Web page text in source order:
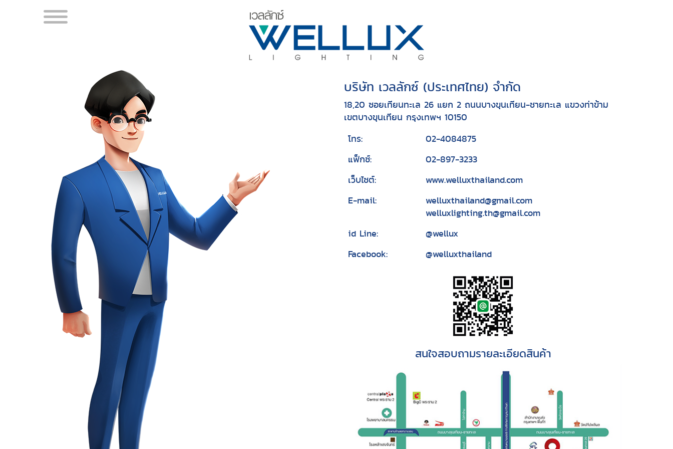
บริษัท เวลลักซ์ (ประเทศไทย) จำกัด
18,20 ซอยเทียนทะเล 26 แยก 2 ถนนบางขุนเทียน-ชายทะเล แขวงท่าข้าม
เขตบางขุนเทียน กรุงเทพฯ 10150
โทร:
02-4084875
แฟ็กซ์:
02-897-3233
เว็บไซต์:
www.welluxthailand.com
E-mail:
welluxthailand@gmail.com
welluxlighting.th@gmail.com
id Line:
@wellux
Facebook:
@welluxthailand
สนใจสอบถามรายละเอียดสินค้า